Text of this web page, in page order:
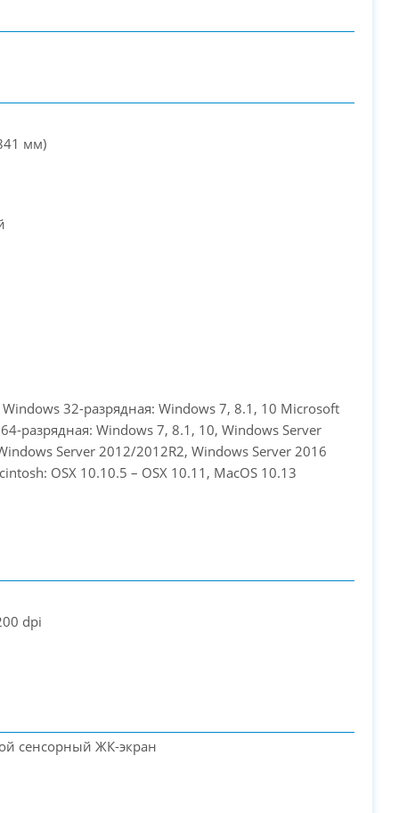
мм)
32-разрядная: Windows 7, 8.1, 10 Microsoft
разрядная: Windows 7, 8.1, 10, Windows Server
Server 2012/2012R2, Windows Server 2016
OSX 10.10.5 – OSX 10.11, MacOS 10.13
dpi
сенсорный ЖК-экран